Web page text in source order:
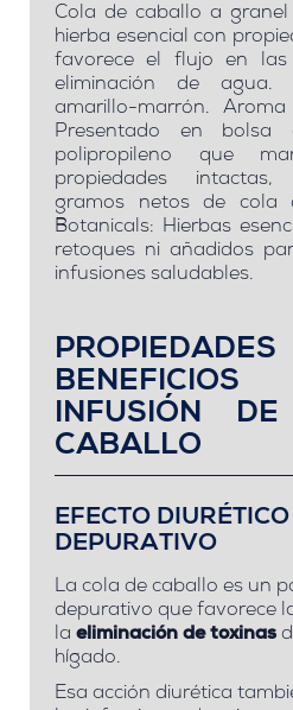
Cola de caballo a
hierba esencial con
favorece el flujo en
eliminación de agua.
amarillo-marrón.
Presentado en
polipropileno que
propiedades
gramos netos de cola
Botanicals: Hierbas
retoques ni añadidos
infusiones saludables.
INFUSIÓN
CABALLO
EFECTO DIURÉTICO
DEPURATIVO
La cola de caballo es un
depurativo que favorece
la eliminación de toxinas
hígado.
Esa acción diurética